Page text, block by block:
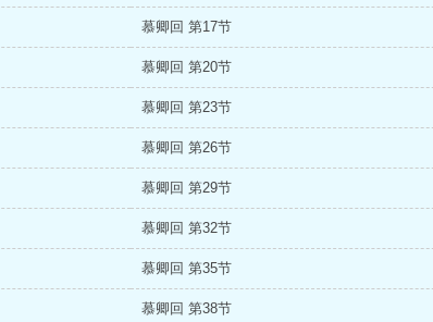
慕卿回 第17节
慕卿回 第20节
慕卿回 第23节
慕卿回 第26节
慕卿回 第29节
慕卿回 第32节
慕卿回 第35节
慕卿回 第38节